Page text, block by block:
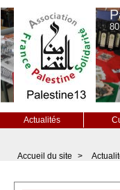
80
Actualités
Accueil du site >